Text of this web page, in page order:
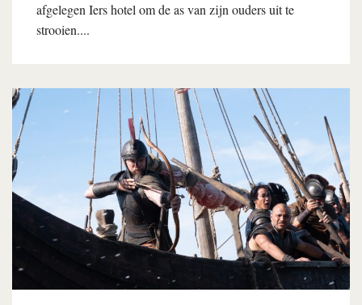
afgelegen Iers hotel om de as van zijn ouders uit te
strooien....
Lees verder